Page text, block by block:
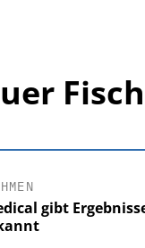
gibt